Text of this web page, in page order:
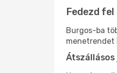
Fedezd
Burgos-ba
menetrendet